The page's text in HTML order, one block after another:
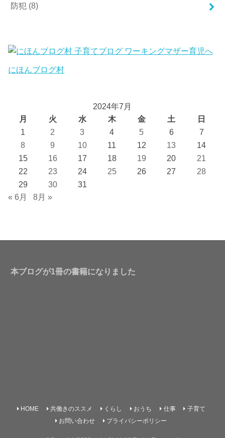
防犯 (8)
にほんブログ村
2024年7月
月
火 水 木 金 土
日
1
2 3 4 5 6
7
8
9 10 11 12 13
14
15
16 17 18 19 20
21
22
23 24 25 26 27
28
29
30
31
« 6月
8月 »
本ブログが1冊の書籍になりました
HOME 共働きのススメ くらし おうち 仕事
子育て
お問い合わせ
プライバシーポリシー